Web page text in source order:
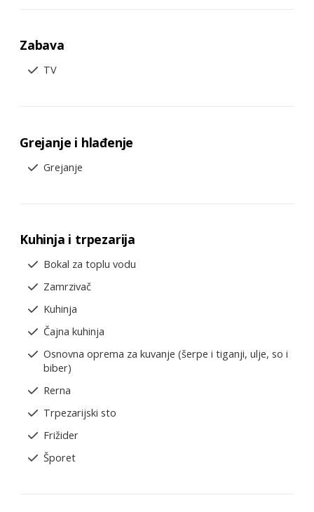
Zabava
TV
Grejanje i hlađenje
Grejanje
Kuhinja i trpezarija
Bokal za toplu vodu
Zamrzivač
Kuhinja
Čajna kuhinja
Osnovna oprema za kuvanje (šerpe i tiganji, ulje, so i
biber)
Rerna
Trpezarijski sto
Frižider
Šporet